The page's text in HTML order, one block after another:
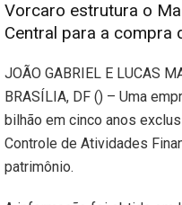
Vorcaro estrutura o
Central para a compra
JOÃO GABRIEL E LUCAS
BRASÍLIA, DF () – Uma
bilhão em cinco anos
Controle de Atividades
patrimônio.